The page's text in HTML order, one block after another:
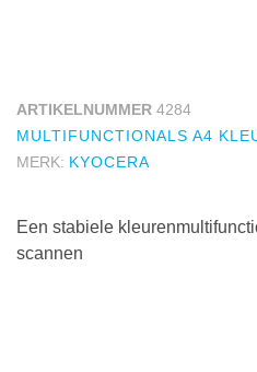
ARTIKELNUMMER 4284
MULTIFUNCTIONALS A4
MERK: KYOCERA
Een stabiele
scannen